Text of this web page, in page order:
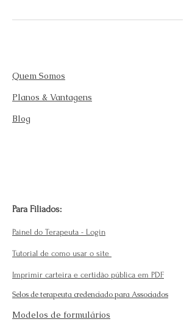
Quem Somos
Planos & Vantagens
Blog
Para Filiados:
Painel do Terapeuta - Login
Tutorial de como usar o site
Imprimir carteira e certidão pública em PDF
Selos de terapeuta credenciado para Associados
Modelos de formulários